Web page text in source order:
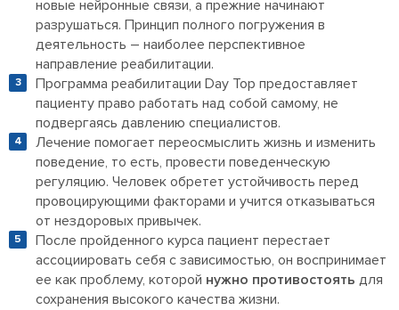
новые нейронные связи, а прежние начинают
разрушаться. Принцип полного погружения в
деятельность – наиболее перспективное
направление реабилитации.
Программа реабилитации Day Top предоставляет
пациенту право работать над собой самому, не
подвергаясь давлению специалистов.
Лечение помогает переосмыслить жизнь и изменить
поведение, то есть, провести поведенческую
регуляцию. Человек обретет устойчивость перед
провоцирующими факторами и учится отказываться
от нездоровых привычек.
После пройденного курса пациент перестает
ассоциировать себя с зависимостью, он воспринимает
ее как проблему, которой нужно противостоять для
сохранения высокого качества жизни.